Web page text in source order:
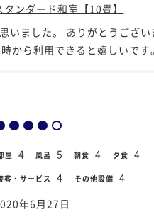
タンダード和室【10畳】
いました。 ありがとうござい
から利用できると嬉しいです。
屋 4 風呂 5 朝食 4 夕食 4
客・サービス 4 その他設備 4
年6月27日